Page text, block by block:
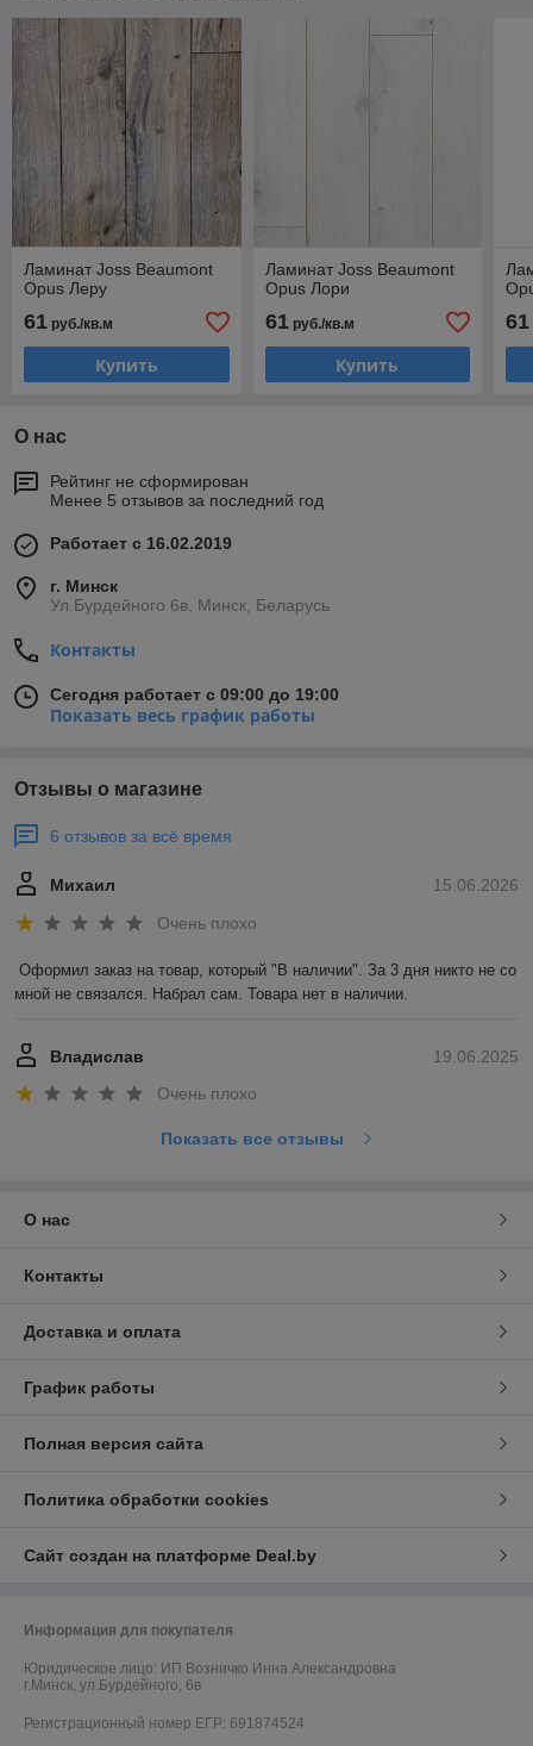
Ламинат Joss Beaumont
Opus Леру
61 руб./кв.м
Купить
Ламинат Joss Beaumont
Opus Лори
61руб./кв.м
Купить
61
О нас
Рейтинг не сформирован
Менее 5 отзывов за последний год
Работает с 16.02.2019
г. Минск
Ул.Бурдейного 6в, Минск, Беларусь
Контакты
Сегодня работает с 09:00 до 19:00
Показать весь график работы
Отзывы о магазине
6 отзывов за всё время
15.06.2026
Михаил
Очень плохо
Оформил заказ на товар, который "В наличии". За 3 дня никто не со
мной не связался. Набрал сам. Товара нет в наличии.
19.06.2025
Владислав
Очень плохо
Показать все отзывы
О нас
Контакты
Доставка и оплата
График работы
Полная версия сайта
Политика обработки cookies
Сайт создан на платформе Deal.by
Информация для покупателя
Юридическое лицо: ИП Возничко Инна Александровна
г.Минск, ул.Бурдейного, 6в
Регистрационный номер ЕГР: 691874524